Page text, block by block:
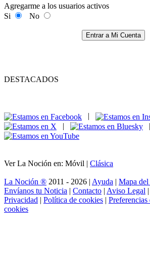
Agregarme a los usuarios activos
Si
No
Entrar a Mi Cuenta
DESTACADOS
|
Ver La Noción en: Móvil | Clásica
La Noción ® 2011 - 2026 | Ayuda | Mapa
Envíanos tu Noticia | Contacto | Aviso Legal |
Privacidad | Política de cookies |
cookies